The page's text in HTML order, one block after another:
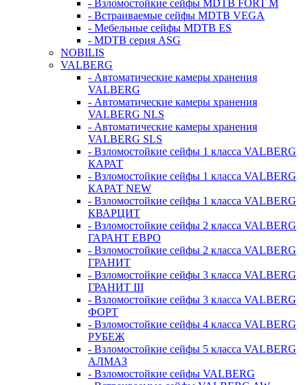
- Взломостойкие сейфы MDTB FORT M
- Встраиваемые сейфы MDTB VEGA
- Мебельные сейфы MDTB ES
- MDTB серия ASG
NOBILIS
VALBERG
- Автоматические камеры хранения
VALBERG
- Автоматические камеры хранения
VALBERG NLS
- Автоматические камеры хранения
VALBERG SLS
- Взломостойкие сейфы 1 класса VALBERG
КАРАТ
- Взломостойкие сейфы 1 класса VALBERG
КАРАТ NEW
- Взломостойкие сейфы 1 класса VALBERG
КВАРЦИТ
- Взломостойкие сейфы 2 класса VALBERG
ГАРАНТ ЕВРО
- Взломостойкие сейфы 2 класса VALBERG
ГРАНИТ
- Взломостойкие сейфы 3 класса VALBERG
ГРАНИТ III
- Взломостойкие сейфы 3 класса VALBERG
ФОРТ
- Взломостойкие сейфы 4 класса VALBERG
РУБЕЖ
- Взломостойкие сейфы 5 класса VALBERG
АЛМАЗ
- Взломостойкие сейфы VALBERG